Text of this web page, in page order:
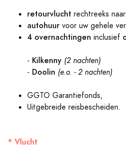
retourvlucht rechtreeks
autohuur voor uw gehele
4 overnachtingen inclusief
- Kilkenny (2 nachten)
- Doolin (e.o. - 2 nachten)
GGTO Garantiefonds,
Uitgebreide reisbescheiden.
* Vlucht